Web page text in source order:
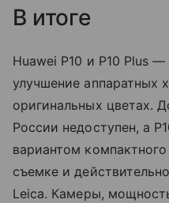
В итоге
Huawei P10 и P10 Plus
улучшение аппаратных
оригинальных цветах.
России недоступен, а
вариантом
съемке и
Leica. Камеры,